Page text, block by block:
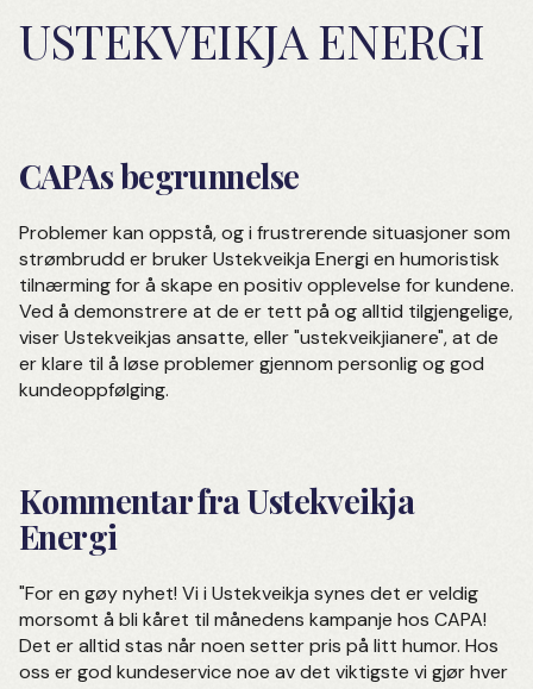
USTEKVEIKJA ENERGI
CAPAs begrunnelse
Problemer kan oppstå, og i frustrerende situasjoner som
strømbrudd er bruker Ustekveikja Energi en humoristisk
tilnærming for å skape en positiv opplevelse for kundene.
Ved å demonstrere at de er tett på og alltid tilgjengelige,
viser Ustekveikjas ansatte, eller "ustekveikjianere", at de
er klare til å løse problemer gjennom personlig og god
kundeoppfølging.
Kommentar fra Ustekveikja
Energi
"For en gøy nyhet! Vi i Ustekveikja synes det er veldig
morsomt å bli kåret til månedens kampanje hos CAPA!
Det er alltid stas når noen setter pris på litt humor. Hos
oss er god kundeservice noe av det viktigste vi gjør hver